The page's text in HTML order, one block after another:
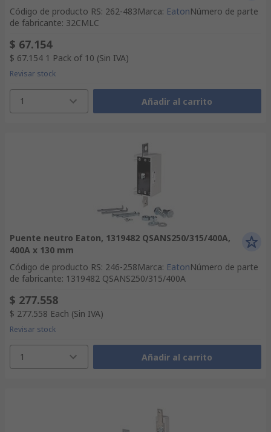
Código de producto RS: 262-483Marca: EatonNúmero de parte
de fabricante: 32CMLC
$ 67.154
$ 67.154 1 Pack of 10 (Sin IVA)
Revisar stock
1 Añadir al carrito
Puente neutro Eaton, 1319482 QSANS250/315/400A,
400A x 130 mm
Código de producto RS: 246-258Marca: EatonNúmero de parte
de fabricante: 1319482 QSANS250/315/400A
$ 277.558
$ 277.558 Each (Sin IVA)
Revisar stock
1 Añadir al carrito